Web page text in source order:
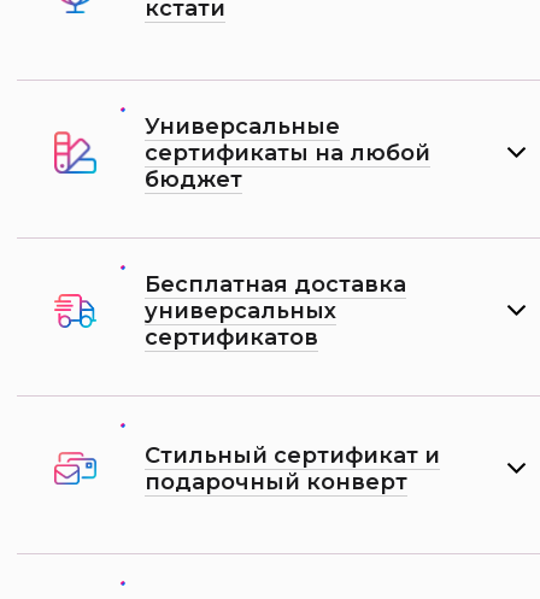
кстати
Универсальные
сертификаты на любой
бюджет
Бесплатная доставка
универсальных
сертификатов
Стильный сертификат и
подарочный конверт